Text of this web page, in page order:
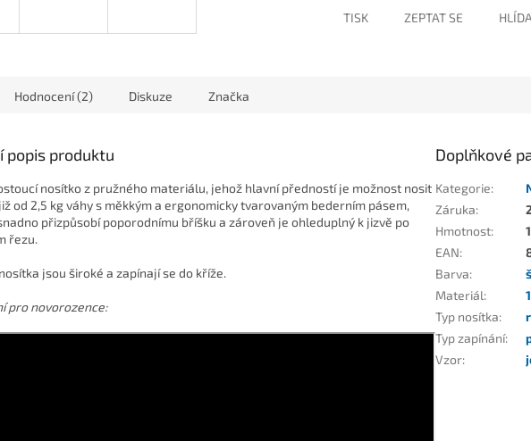
TISK ZEPTAT SE
Hodnocení (2) Diskuze Značka
popis produktu
nosítko z pružného materiálu, jehož hlavní předností je možnost nosit
od 2,5 kg váhy s měkkým a ergonomicky tvarovaným bederním pásem,
přizpůsobí poporodnímu bříšku a zároveň je ohleduplný k jizvě po
řezu.
jsou široké a zapínají se do kříže.
pro novorozence:
Doplňkové
Kategorie:
Záruka:
Hmotnost:
EAN:
Barva:
Materiál:
Typ nosítka:
Typ zapínání:
Vzor: